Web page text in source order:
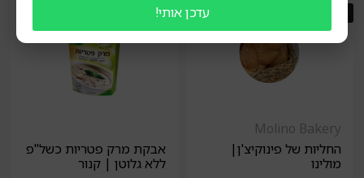
Molino Bakery
החליות של פינוקיצ'ן|
מולינו
אבקת מרק פטריות כשל"פ
ללא גלוטן | קנור
עדכן אותי!